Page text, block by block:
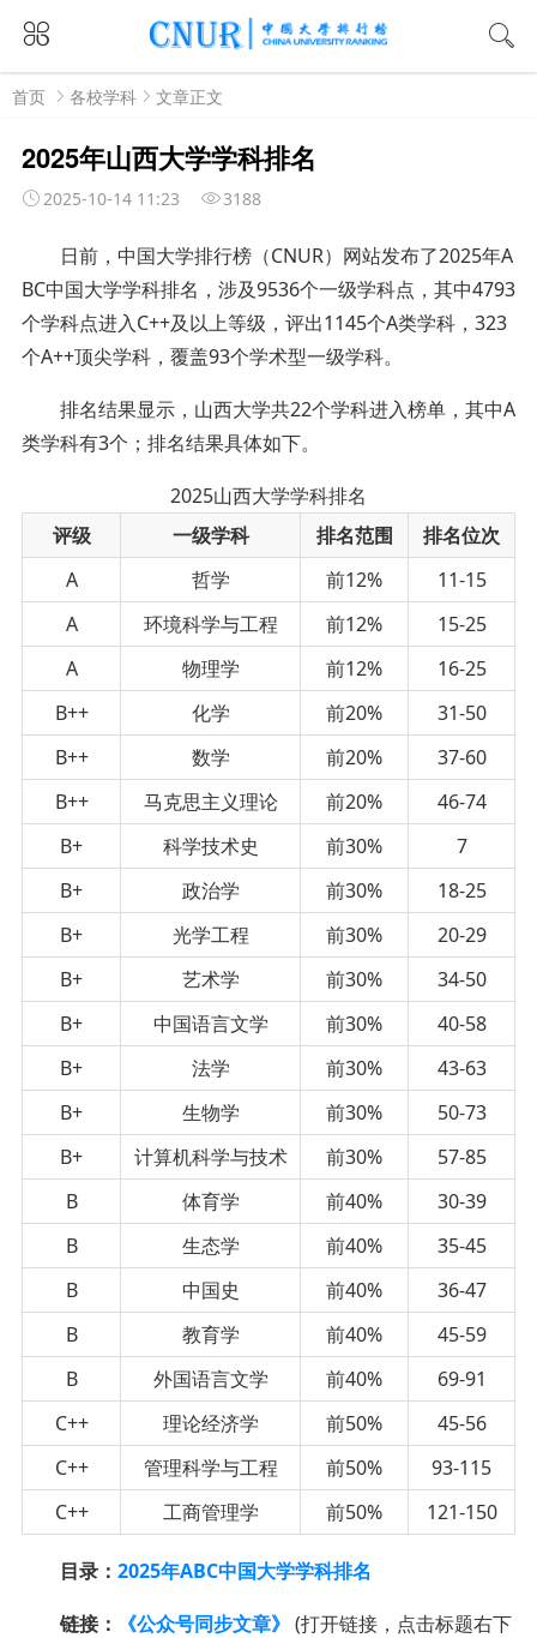
首页 各校学科 文章正文
2025年山西大学学科排名
2025-10-14 11:23 3188
日前，中国大学排行榜（CNUR）网站发布了2025年A
BC中国大学学科排名，涉及9536个一级学科点，其中4793
个学科点进入C++及以上等级，评出1145个A类学科，323
个A++顶尖学科，覆盖93个学术型一级学科。
排名结果显示，山西大学共22个学科进入榜单，其中A
类学科有3个；排名结果具体如下。
2025山西大学学科排名
评级
一级学科 排名范围
排名位次
A
哲学 前12%
11-15
A
环境科学与工程 前12%
15-25
A
物理学 前12%
16-25
B++
化学 前20%
31-50
B++
数学 前20%
37-60
B++
马克思主义理论 前20%
46-74
B+
科学技术史 前30%
7
B+
政治学 前30%
18-25
B+
光学工程 前30%
20-29
B+
艺术学 前30%
34-50
B+
中国语言文学 前30%
40-58
B+
法学 前30%
43-63
B+
生物学 前30%
50-73
B+
计算机科学与技术 前30%
57-85
B
体育学 前40%
30-39
B
生态学 前40%
35-45
B
中国史 前40%
36-47
B
教育学 前40%
45-59
B
外国语言文学 前40%
69-91
C++
理论经济学 前50%
45-56
C++
管理科学与工程 前50%
93-115
C++
工商管理学 前50% 121-150
目录： 2025年ABC中国大学学科排名
链接：
《公众号同步文章》 (打开链接，点击标题右下